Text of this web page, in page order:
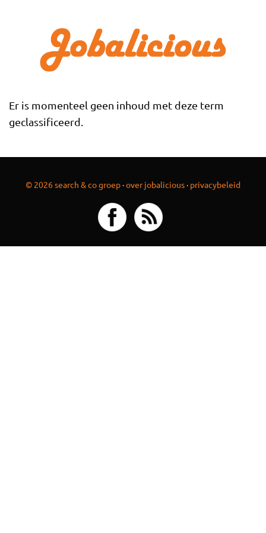
Er is momenteel geen inhoud met deze term
geclassificeerd.
© 2026 search & co groep ·over jobalicious · privacybeleid